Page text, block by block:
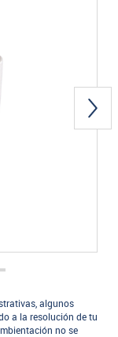
algunos
a la resolución de tu
no se